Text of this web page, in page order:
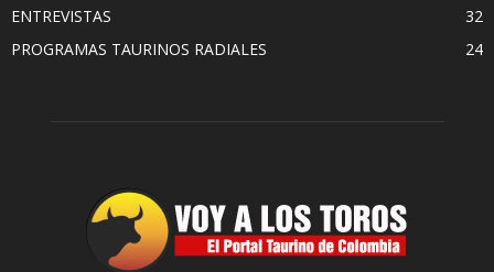
ENTREVISTAS
32
PROGRAMAS TAURINOS RADIALES
24